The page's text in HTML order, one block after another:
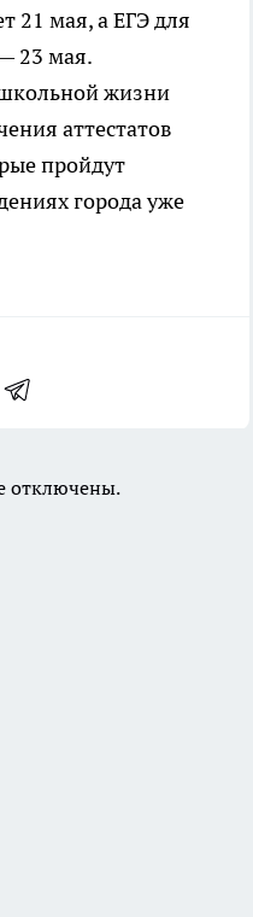
21 мая, а ЕГЭ для
23 мая.
жизни
аттестатов
пройдут
города уже
отключены.